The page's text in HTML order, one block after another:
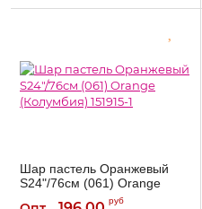
Шар пастель Оранжевый
S24"/76см (061) Orange
(Колумбия) 151915-1
руб